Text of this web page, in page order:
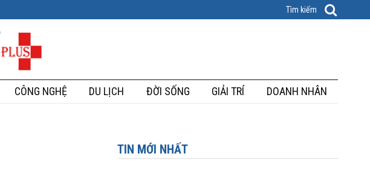
CÔNG NGHỆ DU LỊCH ĐỜI SỐNG GIẢI TRÍ DOANH NHÂN
TIN MỚI NHẤT